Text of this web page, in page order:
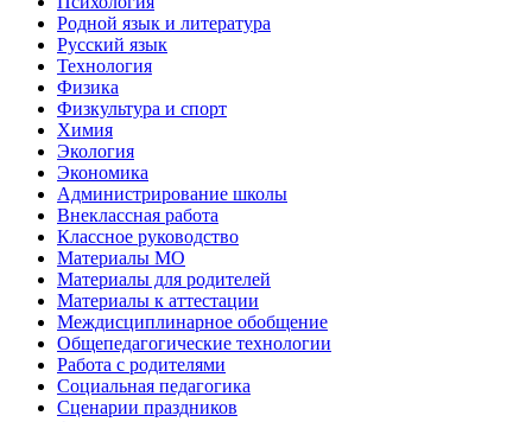
Родной язык и литература
Русский язык
Технология
Физика
Физкультура и спорт
Химия
Экология
Экономика
Администрирование школы
Внеклассная работа
Классное руководство
Материалы МО
Материалы для родителей
Материалы к аттестации
Междисциплинарное обобщение
Общепедагогические технологии
Работа с родителями
Социальная педагогика
Сценарии праздников